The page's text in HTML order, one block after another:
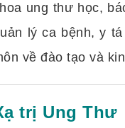
ung thư học,
lý ca bệnh, y
về đào tạo và
trị Ung Thư